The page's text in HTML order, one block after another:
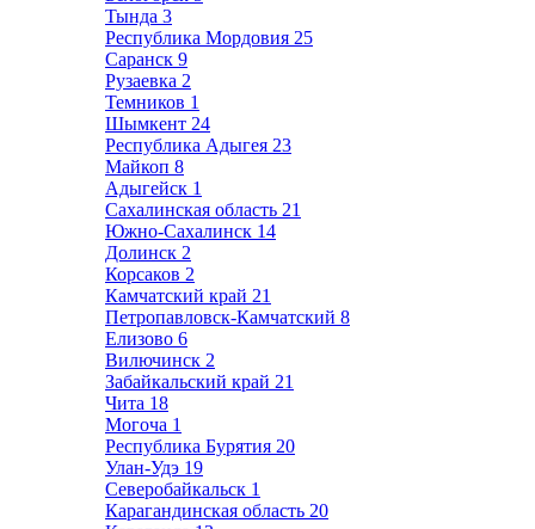
Тында 3
Республика Мордовия 25
Саранск 9
Рузаевка 2
Темников 1
Шымкент 24
Республика Адыгея 23
Майкоп 8
Адыгейск 1
Сахалинская область 21
Южно-Сахалинск 14
Долинск 2
Корсаков 2
Камчатский край 21
Петропавловск-Камчатский 8
Елизово 6
Вилючинск 2
Забайкальский край 21
Чита 18
Могоча 1
Республика Бурятия 20
Улан-Удэ 19
Северобайкальск 1
Карагандинская область 20